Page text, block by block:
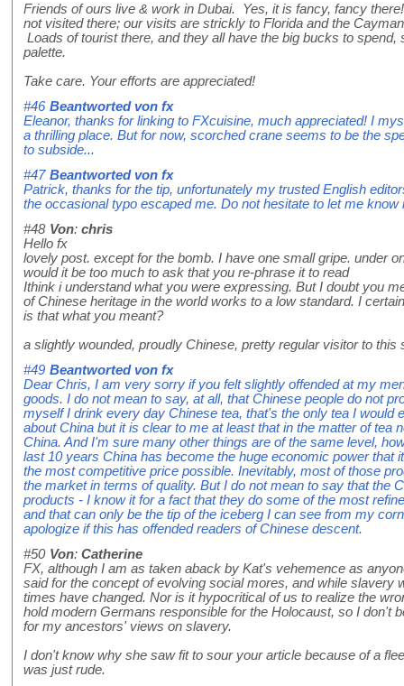
Friends of ours live & work in Dubai. Yes, it is fancy, fancy
not visited there; our visits are strickly to Florida and the
Loads of tourist there, and they all have the big bucks to spend,
palette.
Take care. Your efforts are appreciated!
#46 Beantworted von fx
Eleanor, thanks for linking to FXcuisine, much appreciated! I
a thrilling place. But for now, scorched crane seems to be the
to subside...
#47 Beantworted von fx
Patrick, thanks for the tip, unfortunately my trusted English
the occasional typo escaped me. Do not hesitate to let me know
#48 Von: chris
Hello fx
lovely post. except for the bomb. I have one small gripe. under
would it be too much to ask that you re-phrase it to read
Ithink i understand what you were expressing. But I doubt you
of Chinese heritage in the world works to a low standard. I
is that what you meant?
a slightly wounded, proudly Chinese, pretty regular visitor to this
#49 Beantworted von fx
Dear Chris, I am very sorry if you felt slightly offended at my
goods. I do not mean to say, at all, that Chinese people do not
myself I drink every day Chinese tea, that's the only tea I would
about China but it is clear to me at least that in the matter of tea
China. And I'm sure many other things are of the same level,
last 10 years China has become the huge economic power that
the most competitive price possible. Inevitably, most of those
the market in terms of quality. But I do not mean to say that the
products - I know it for a fact that they do some of the most
and that can only be the tip of the iceberg I can see from my
apologize if this has offended readers of Chinese descent.
#50 Von: Catherine
FX, although I am as taken aback by Kat's vehemence as
said for the concept of evolving social mores, and while slavery
times have changed. Nor is it hypocritical of us to realize the
hold modern Germans responsible for the Holocaust, so I don't
for my ancestors' views on slavery.
I don't know why she saw fit to sour your article because of a
was just rude.